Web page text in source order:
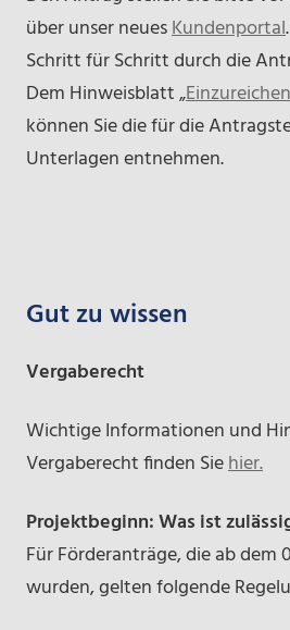
über unser neuesKundenportal
Schritt für Schritt durch die
Dem Hinweisblatt „
können Sie die für die
Unterlagen entnehmen.
Gut zu wissen
Vergaberecht
Wichtige Informationen und
Vergaberecht finden Siehier.
Projektbeginn: Was ist
Für Förderanträge, die ab dem
wurden, gelten folgende